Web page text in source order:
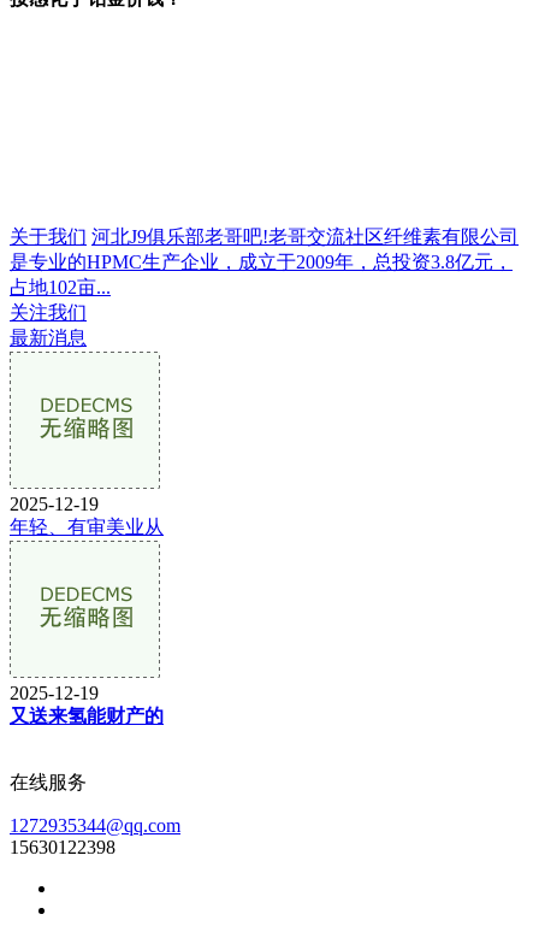
关于我们 河北J9俱乐部老哥吧!老哥交流社区纤维素有限公司
是专业的HPMC生产企业，成立于2009年，总投资3.8亿元，
占地102亩...
关注我们
最新消息
2025-12-19
年轻、有审美业从
2025-12-19
又送来氢能财产的
在线服务
1272935344@qq.com
15630122398